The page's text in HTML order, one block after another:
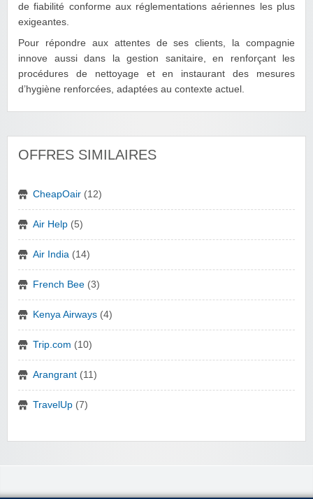
de fiabilité conforme aux réglementations aériennes les plus
exigeantes.
Pour répondre aux attentes de ses clients, la compagnie
innove aussi dans la gestion sanitaire, en renforçant les
procédures de nettoyage et en instaurant des mesures
d’hygiène renforcées, adaptées au contexte actuel.
OFFRES SIMILAIRES
CheapOair (12)
Air Help (5)
Air India (14)
French Bee (3)
Kenya Airways (4)
Trip.com (10)
Arangrant (11)
TravelUp (7)